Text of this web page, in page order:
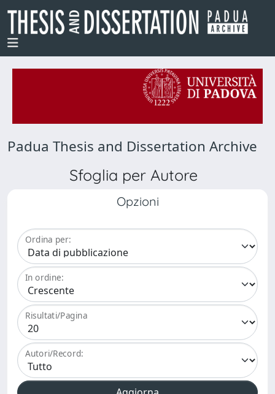
Padua Thesis and Dissertation Archive
Sfoglia per Autore
Opzioni
Ordina per:
In ordine:
Risultati/Pagina
Autori/Record: